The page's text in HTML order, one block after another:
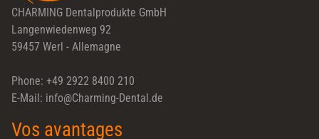
CHARMING Dentalprodukte GmbH
Langenwiedenweg 92
59457 Werl - Allemagne
Phone: +49 2922 8400 210
E-Mail: info@Charming-Dental.de
Vos avantages